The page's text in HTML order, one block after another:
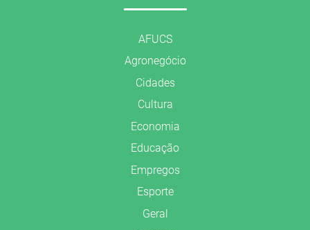
AFUCS
Agronegócio
Cidades
Cultura
Economia
Educação
Empregos
Esporte
Geral